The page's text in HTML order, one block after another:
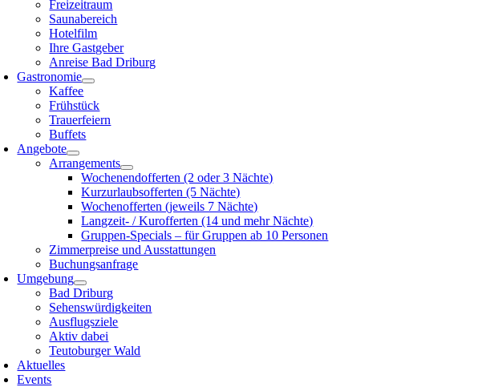
Freizeitraum
Saunabereich
Hotelfilm
Ihre Gastgeber
Anreise Bad Driburg
Gastronomie
Kaffee
Frühstück
Trauerfeiern
Buffets
Angebote
Arrangements
Wochenendofferten (2 oder 3 Nächte)
Kurzurlaubsofferten (5 Nächte)
Wochenofferten (jeweils 7 Nächte)
Langzeit- / Kurofferten (14 und mehr Nächte)
Gruppen-Specials – für Gruppen ab 10 Personen
Zimmerpreise und Ausstattungen
Buchungsanfrage
Umgebung
Bad Driburg
Sehenswürdigkeiten
Ausflugsziele
Aktiv dabei
Teutoburger Wald
Aktuelles
Events